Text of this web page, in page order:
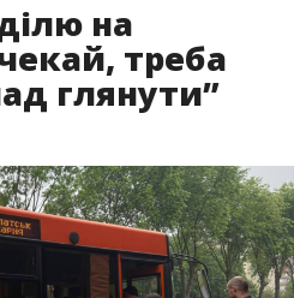
на
треба
глянути”